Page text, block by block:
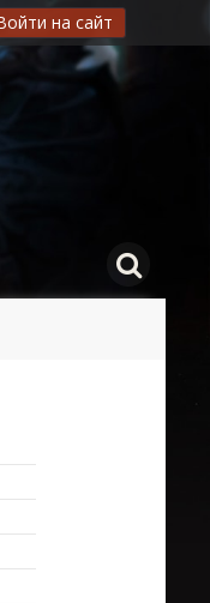
на сайт